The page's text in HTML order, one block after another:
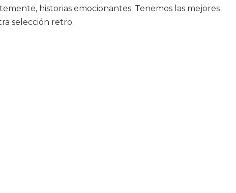
historias emocionantes. Tenemos las mejores
selección retro.